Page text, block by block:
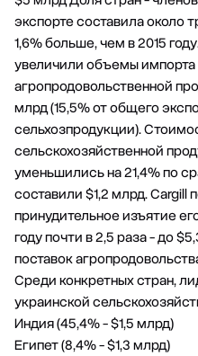
экспорте составила около
1,6% больше, чем в 2015
увеличили объемы импорта
агропродовольственной
млрд (15,5% от общего
сельхозпродукции).
сельскохозяйственной
уменьшились на 21,4% по
составили $1,2 млрд. Cargill
принудительное изъятие
году почти в 2,5 раза - до
поставок
Среди конкретных стран,
украинской
Индия (45,4% - $1,5 млрд)
Египет (8,4% - $1,3 млрд)